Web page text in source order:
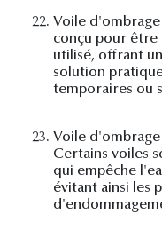
22. Voile
conçu pour être
utilisé, offrant
solution
temporaires ou
23. Voile
Certains voiles
qui empêche
évitant ainsi les